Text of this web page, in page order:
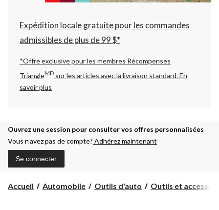
Expédition locale gratuite pour les commandes
admissibles de plus de 99 $*
*Offre exclusive pour les membres Récompenses
TriangleMD sur les articles avec la livraison standard.En
savoir plus
Ouvrez une session pour consulter vos offres personnalisées
Vous n’avez pas de compte? Adhérez maintenant
Se connecter
Accueil Automobile Outils d'auto Outils et